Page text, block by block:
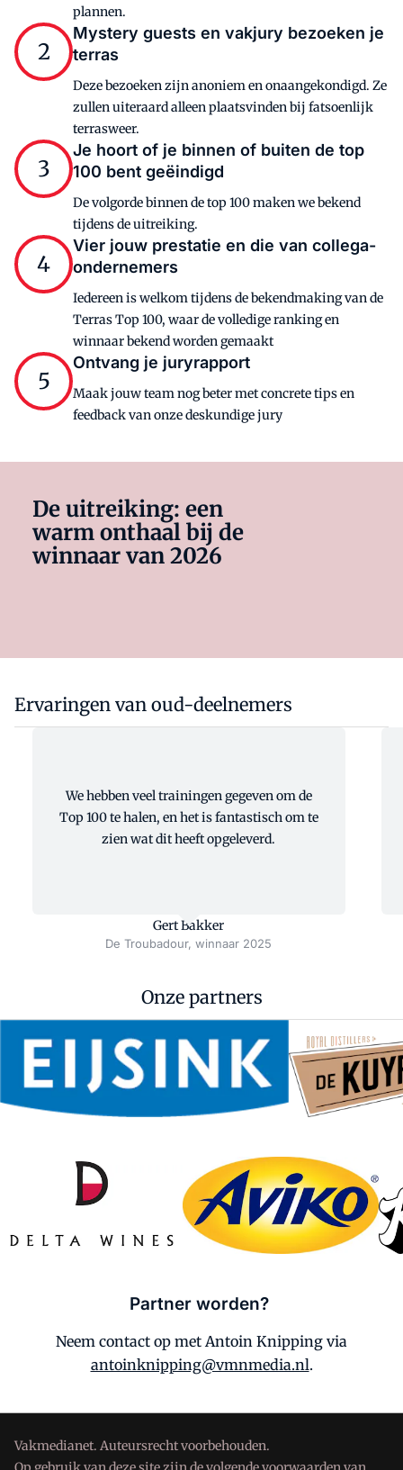
plannen.
2
Mystery guests en vakjury bezoeken je
terras
Deze bezoeken zijn anoniem en onaangekondigd. Ze
zullen uiteraard alleen plaatsvinden bij fatsoenlijk
terrasweer.
3
Je hoort of je binnen of buiten de top
100 bent geëindigd
De volgorde binnen de top 100 maken we bekend
tijdens de uitreiking.
4
Vier jouw prestatie en die van collega-
ondernemers
Iedereen is welkom tijdens de bekendmaking van de
Terras Top 100, waar de volledige ranking en
winnaar bekend worden gemaakt
5
Ontvang je juryrapport
Maak jouw team nog beter met concrete tips en
feedback van onze deskundige jury
De uitreiking: een
warm onthaal bij de
winnaar van 2026
Ervaringen van oud-deelnemers
We hebben veel trainingen gegeven om de
Top 100 te halen, en het is fantastisch om te
zien wat dit heeft opgeleverd.
Gert Bakker
De Troubadour, winnaar 2025
Onze partners
Partner worden?
Neem contact op met Antoin Knipping via
antoinknipping@vmnmedia.nl.
Vakmedianet. Auteursrecht voorbehouden.